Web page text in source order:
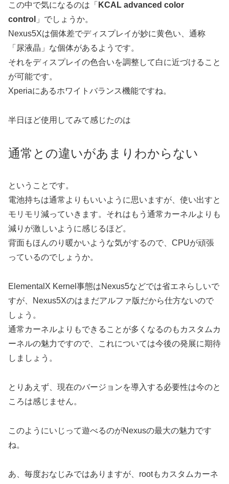
この中で気になるのは「 KCAL advanced color
control 」でしょうか。
Nexus5Xは個体差でディスプレイが妙に黄色い、通称
「尿液晶」な個体があるようです。
それをディスプレイの色合いを調整して白に近づけること
が可能です。
Xperiaにあるホワイトバランス機能ですね。
半日ほど使用してみて感じたのは
通常との違いがあまりわからない
ということです。
電池持ちは通常よりもいいように思いますが、使い出すと
モリモリ減っていきます。それはもう通常カーネルよりも
減りが激しいように感じるほど。
背面もほんのり暖かいような気がするので、CPUが頑張
っているのでしょうか。
ElementalX Kernel事態はNexus5などでは省エネらしいで
すが、Nexus5Xのはまだアルファ版だから仕方ないので
しょう。
通常カーネルよりもできることが多くなるのもカスタムカ
ーネルの魅力ですので、これについては今後の発展に期待
しましょう。
とりあえず、現在のバージョンを導入する必要性は今のと
ころは感じません。
このようにいじって遊べるのがNexusの最大の魅力です
ね。
あ、毎度おなじみではありますが、rootもカスタムカーネ